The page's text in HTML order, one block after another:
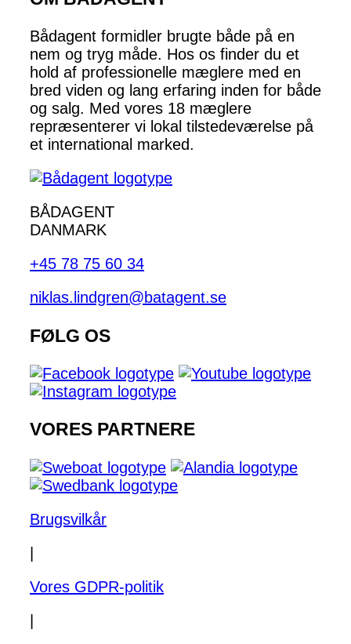
Bådagent formidler brugte både på en
nem og tryg måde. Hos os finder du et
hold af professionelle mæglere med en
bred viden og lang erfaring inden for både
og salg. Med vores 18 mæglere
repræsenterer vi lokal tilstedeværelse på
et international marked.
BÅDAGENT
DANMARK
+45 78 75 60 34
niklas.lindgren@batagent.se
FØLG OS
VORES PARTNERE
Brugsvilkår
Vores GDPR-politik